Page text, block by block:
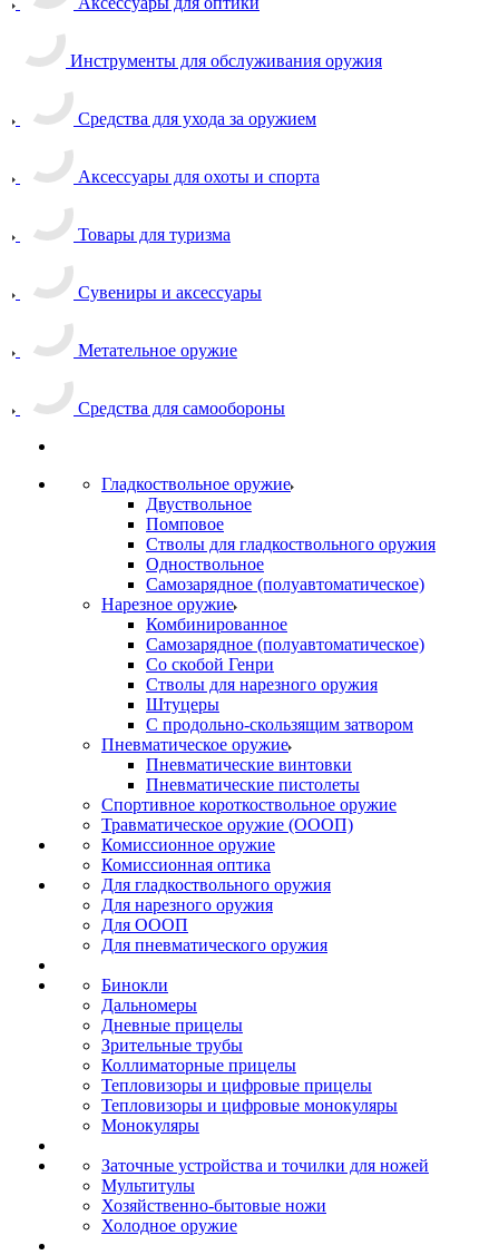
Инструменты для обслуживания оружия
Средства для ухода за оружием
Аксессуары для охоты и спорта
Товары для туризма
Сувениры и аксессуары
Метательное оружие
Средства для самообороны
Гладкоствольное оружие
Двуствольное
Помповое
Стволы для гладкоствольного оружия
Одноствольное
Самозарядное (полуавтоматическое)
Нарезное оружие
Комбинированное
Самозарядное (полуавтоматическое)
Со скобой Генри
Стволы для нарезного оружия
Штуцеры
С продольно-скользящим затвором
Пневматическое оружие
Пневматические винтовки
Пневматические пистолеты
Спортивное короткоствольное оружие
Травматическое оружие (ОООП)
Комиссионное оружие
Комиссионная оптика
Для гладкоствольного оружия
Для нарезного оружия
Для ОООП
Для пневматического оружия
Бинокли
Дальномеры
Дневные прицелы
Зрительные трубы
Коллиматорные прицелы
Тепловизоры и цифровые прицелы
Тепловизоры и цифровые монокуляры
Монокуляры
Заточные устройства и точилки для ножей
Мультитулы
Хозяйственно-бытовые ножи
Холодное оружие